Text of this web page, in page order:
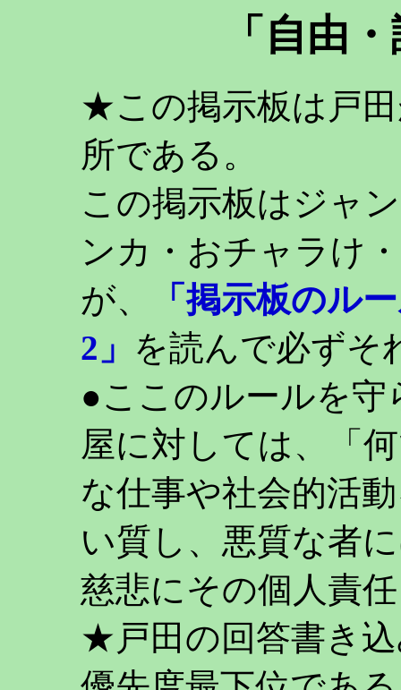
「自由
★この掲示板は戸
所である。
この掲示板はジャ
ンカ・おチャラけ
が、
「掲示板のル
2」 を読んで必ずそ
●ここのルールを守
屋に対しては、「
な仕事や社会的活
い質し、悪質な者
慈悲にその個人責
★戸田の回答書き